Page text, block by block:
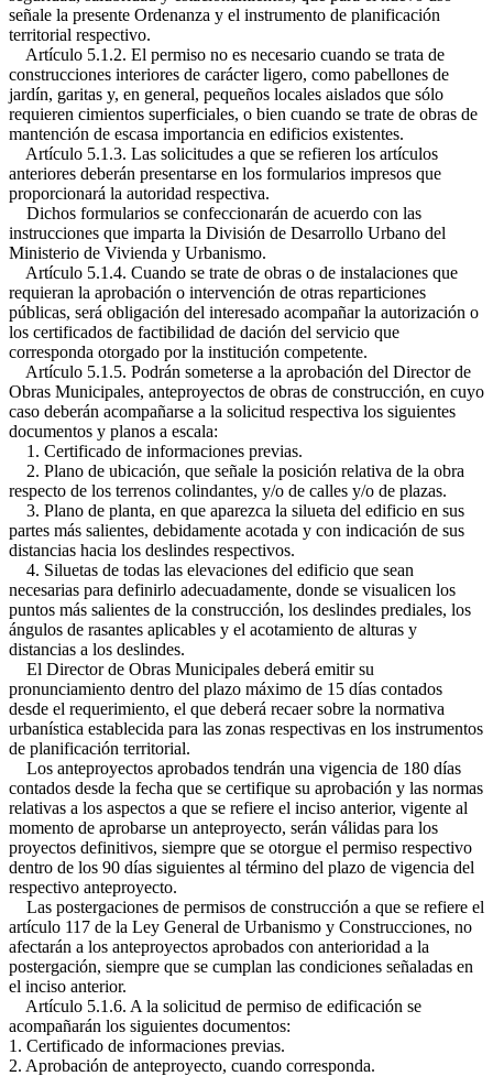
señale la presente Ordenanza y el instrumento de planificación
territorial respectivo.
Artículo 5.1.2. El permiso no es necesario cuando se trata de
construcciones interiores de carácter ligero, como pabellones de
jardín, garitas y, en general, pequeños locales aislados que sólo
requieren cimientos superficiales, o bien cuando se trate de obras de
mantención de escasa importancia en edificios existentes.
Artículo 5.1.3. Las solicitudes a que se refieren los artículos
anteriores deberán presentarse en los formularios impresos que
proporcionará la autoridad respectiva.
Dichos formularios se confeccionarán de acuerdo con las
instrucciones que imparta la División de Desarrollo Urbano del
Ministerio de Vivienda y Urbanismo.
Artículo 5.1.4. Cuando se trate de obras o de instalaciones que
requieran la aprobación o intervención de otras reparticiones
públicas, será obligación del interesado acompañar la autorización o
los certificados de factibilidad de dación del servicio que
corresponda otorgado por la institución competente.
Artículo 5.1.5. Podrán someterse a la aprobación del Director de
Obras Municipales, anteproyectos de obras de construcción, en cuyo
caso deberán acompañarse a la solicitud respectiva los siguientes
documentos y planos a escala:
1. Certificado de informaciones previas.
2. Plano de ubicación, que señale la posición relativa de la obra
respecto de los terrenos colindantes, y/o de calles y/o de plazas.
3. Plano de planta, en que aparezca la silueta del edificio en sus
partes más salientes, debidamente acotada y con indicación de sus
distancias hacia los deslindes respectivos.
4. Siluetas de todas las elevaciones del edificio que sean
necesarias para definirlo adecuadamente, donde se visualicen los
puntos más salientes de la construcción, los deslindes prediales, los
ángulos de rasantes aplicables y el acotamiento de alturas y
distancias a los deslindes.
El Director de Obras Municipales deberá emitir su
pronunciamiento dentro del plazo máximo de 15 días contados
desde el requerimiento, el que deberá recaer sobre la normativa
urbanística establecida para las zonas respectivas en los instrumentos
de planificación territorial.
Los anteproyectos aprobados tendrán una vigencia de 180 días
contados desde la fecha que se certifique su aprobación y las normas
relativas a los aspectos a que se refiere el inciso anterior, vigente al
momento de aprobarse un anteproyecto, serán válidas para los
proyectos definitivos, siempre que se otorgue el permiso respectivo
dentro de los 90 días siguientes al término del plazo de vigencia del
respectivo anteproyecto.
Las postergaciones de permisos de construcción a que se refiere el
artículo 117 de la Ley General de Urbanismo y Construcciones, no
afectarán a los anteproyectos aprobados con anterioridad a la
postergación, siempre que se cumplan las condiciones señaladas en
el inciso anterior.
Artículo 5.1.6. A la solicitud de permiso de edificación se
acompañarán los siguientes documentos:
1. Certificado de informaciones previas.
2. Aprobación de anteproyecto, cuando corresponda.